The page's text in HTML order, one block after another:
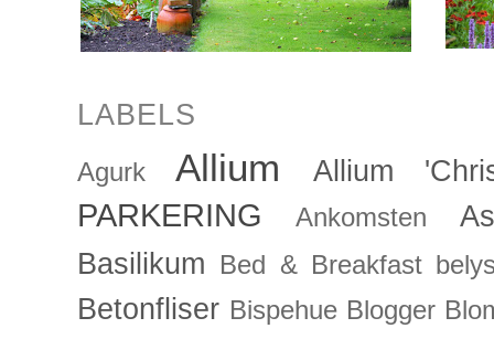
LABELS
Agurk Allium Allium
PARKERING Ankomsten
Basilikum
Bed & Breakfast
Betonfliser Bispehue Blogger